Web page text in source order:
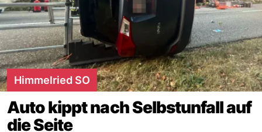
Himmelried SO
Auto kippt nach Selbstunfall auf
die Seite